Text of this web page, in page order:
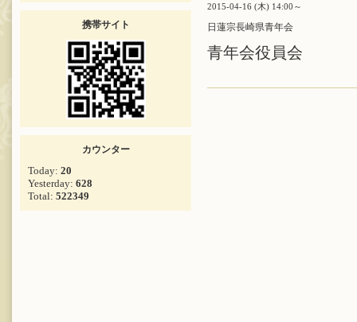
2015-04-16 (木) 14:00～
日蓮宗長崎県青年会
青年会役員会
携帯サイト
カウンター
Today: 20
Yesterday: 628
Total: 522349